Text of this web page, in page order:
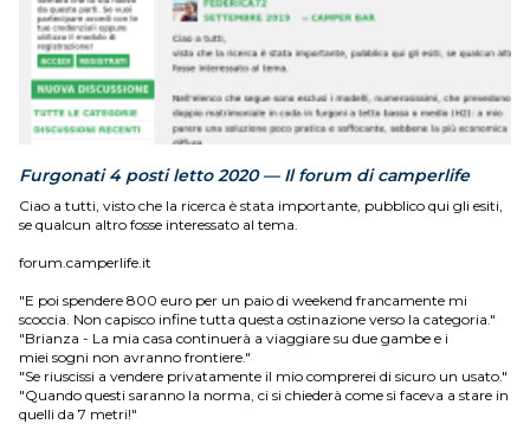
Furgonati 4 posti letto 2020 — Il forum di camperlife
Ciao a tutti, visto che la ricerca è stata importante, pubblico qui gli esiti,
se qualcun altro fosse interessato al tema.
forum.camperlife.it
"E poi spendere 800 euro per un paio di weekend francamente mi
scoccia. Non capisco infine tutta questa ostinazione verso la categoria."
"Brianza - La mia casa continuerà a viaggiare su due gambe e i
miei sogni non avranno frontiere."
"Se riuscissi a vendere privatamente il mio comprerei di sicuro un usato."
"Quando questi saranno la norma, ci si chiederà come si faceva a stare in
quelli da 7 metri!"